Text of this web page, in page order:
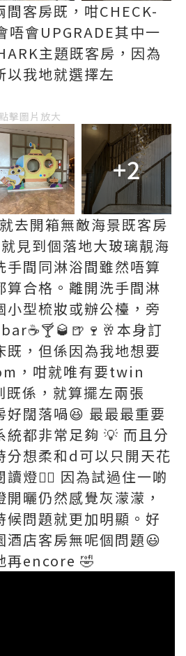
間客房既，咁CHECK-
唔會UPGRADE其中一
主題既客房，因為
以我地就選擇左
點擊圖片放大
+2
去開箱無敵海景既客房
見到個落地大玻璃靚海
手間同淋浴間雖然唔算
算合格。離開洗手間淋
小型梳妝或辦公檯，旁
本身訂
既，但係因為我地想要
，咁就唯有要twin
係，就算擺左兩張
好闊落喎😆 最最最重要
統都非常足夠 💡 而且分
分想柔和d可以只開天花
燈👍🏻 因為試過住一啲
曬仍然感覺灰濛濛，
候問題就更加明顯。好
酒店客房無呢個問題😃
再encore 🤣